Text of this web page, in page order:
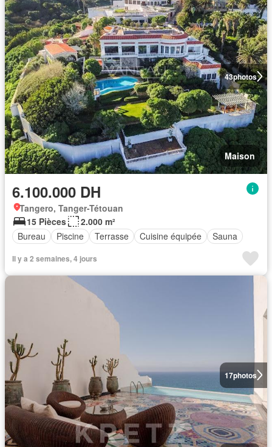
43photos
Maison
6.100.000 DH
Tangero, Tanger-Tétouan
15 Pièces
2.000 m²
Bureau
Piscine Terrasse Cuisine équipée Sauna
Il y a 2 semaines, 4 jours
17photos